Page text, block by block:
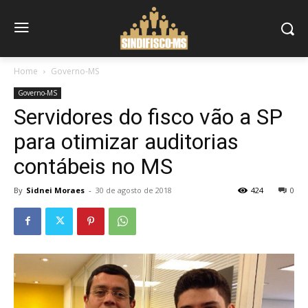
Home Governo-MS
Governo-MS
Servidores do fisco vão a SP
para otimizar auditorias
contábeis no MS
By Sidnei Moraes - 30 de agosto de 2018 0
424